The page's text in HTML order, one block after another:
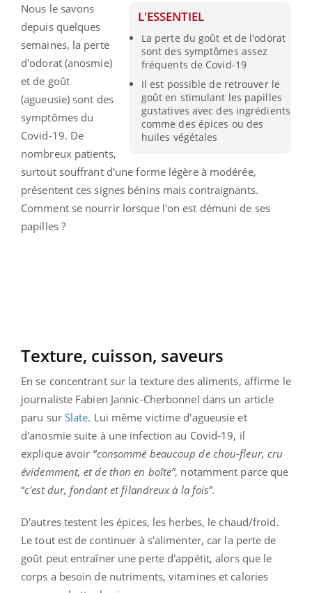
L'ESSENTIEL
La perte du goût et de l'odorat
sont des symptômes assez
fréquents de Covid-19
Il est possible de retrouver le
goût en stimulant les papilles
gustatives avec des ingrédients
comme des épices ou des
huiles végétales
Nous le savons
depuis quelques
semaines, la perte
d'odorat (anosmie)
et de goût
(agueusie) sont des
symptômes du
Covid-19. De
nombreux patients,
surtout souffrant d'une forme légère à modérée,
présentent ces signes bénins mais contraignants.
Comment se nourrir lorsque l'on est démuni de ses
papilles ?
Texture, cuisson, saveurs
En se concentrant sur la texture des aliments, affirme le
journaliste Fabien Jannic-Cherbonnel dans un article
paru sur Slate. Lui même victime d'agueusie et
d'anosmie suite à une infection au Covid-19, il
explique avoir “consommé beaucoup de chou-fleur, cru
évidemment, et de thon en boîte”, notamment parce que
“c'est dur, fondant et filandreux à la fois”.
D'autres testent les épices, les herbes, le chaud/froid.
Le tout est de continuer à s'alimenter, car la perte de
goût peut entraîner une perte d'appétit, alors que le
corps a besoin de nutriments, vitamines et calories